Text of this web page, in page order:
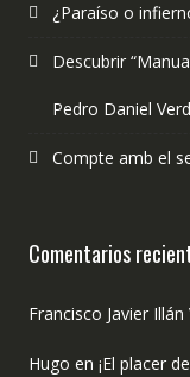
¿Paraíso o
Descubrir
Pedro Daniel
Compte amb el
Comentarios
Francisco Javier Illán
Hugo en ¡El placer